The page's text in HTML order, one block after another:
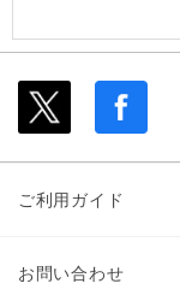
ご利用ガイド
お問い合わせ